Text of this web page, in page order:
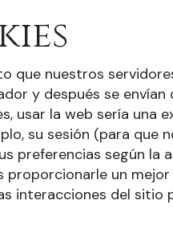
que nuestros
y después se
usar la web sería una
su sesión (para
preferencias según
un
interacciones del sitio